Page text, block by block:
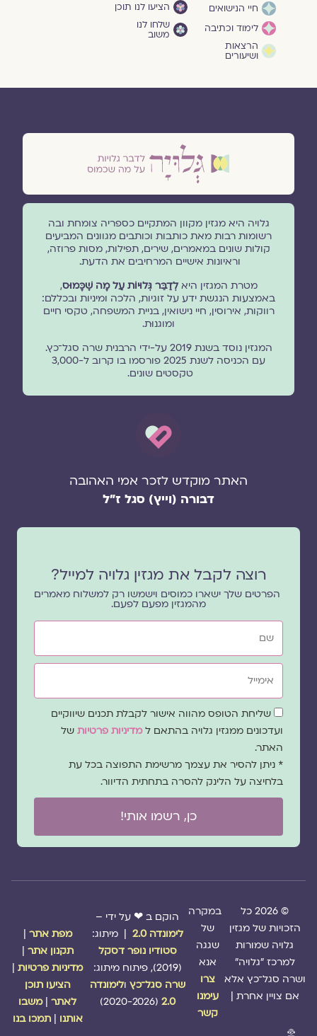
חיי הנישואים
לימוד וכתיבה
הרצאות
ושיעורים
הציעו לנו תוכן
שלחו לנו
משוב
גלויה היא מגזין מקוון המתקיים כספריה צומחת ובה
רשומות רבות מאת כותבות וכותבים מגוונים המביעים
קולות שונים במאמרים, שירים, תפילות, מסות פרוזה,
וראיונות אישיים המרחיבים את הדעת.
מטרת המגזין היאלְדַבֵּר גְּלוּיוֹת עַל מָה שֶׁכָּמוּס,
באמצעות הנגשת ידע על זוגיות, הלכה ומיניות ובכללם:
רווקות, אירוסין, חיי נישואין, בניית המשפחה, טקסי חיים
ומוגנוּת.
המגזין נוסד בשנת 2019 על-ידי הרבנית שרה סגל־כץ.
עם הכניסה לשנת 2025 פורסמו בו קרוב ל-3,000
טקסטים שונים.
האתר מוקדש לזכר אמי האהובה
דבורה (וייץ) סגל ז"ל
רוצה לקבל את מגזין גלויה למייל?
הפרטים שלך ישארו כמוסים וישמשו רק למשלוח מאמרים
מהמגזין מפעם לפעם.
שם
אימייל
שדה
הסכמה
שליחת הטופס מהווה אישור לקבלת תכנים שיווקיים
ועדכונים ממגזין גלויה בהתאם ל מדיניות פרטיותשל
האתר.
* ניתן להסיר את עצמך מרשימת התפוצה בכל עת
בלחיצה על הלינק להסרה בתחתית הדיוור.
כן, רשמו אותי!
© 2026 כל
הזכויות של מגזין
גלויה שמורות
למרכז "גלויה"
ושרה סגל־כץ אלא
אם צויין אחרת |
במקרה
של
שגגה
אנא
צרו
עימנו
קשר
הוקם ב ❤ על ידי –
לימונדה 2.0
| מיתוג:
סטודיו נופר דסקל
שרה סגל־כץולימונדה
2.0
(2020-2026)
מפת אתר|
תקנון אתר|
מדיניות פרטיות|
הציעו תוכן
לאתר| משבו
אותנו| תמכו בנו